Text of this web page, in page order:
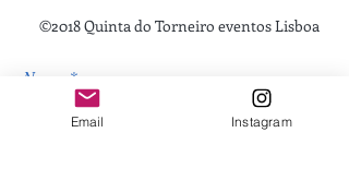
©2018 Quinta do Torneiro eventos Lisboa
Nome
Email Instagram